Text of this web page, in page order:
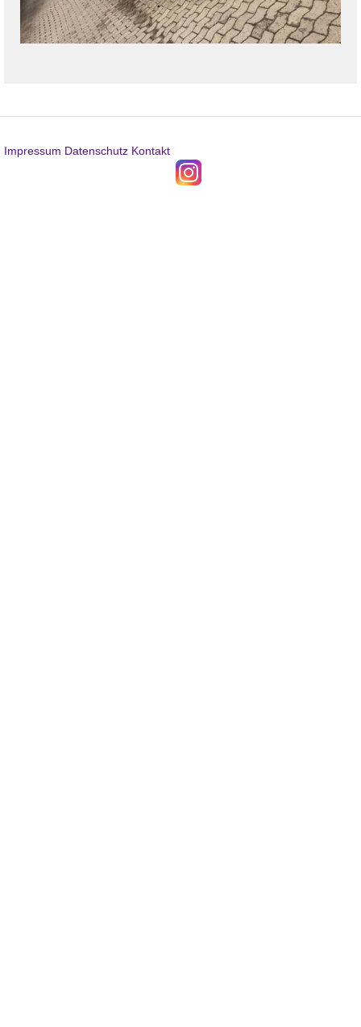
Impressum Datenschutz Kontakt